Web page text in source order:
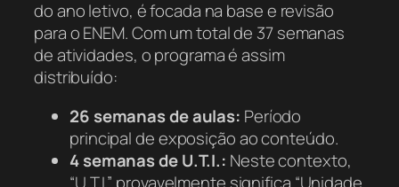
do ano letivo, é focada na base e revisão
para o ENEM. Com um total de 37 semanas
de atividades, o programa é assim
distribuído:
26 semanas de aulas: Período
principal de exposição ao conteúdo.
4 semanas de U.T.I.: Neste contexto,